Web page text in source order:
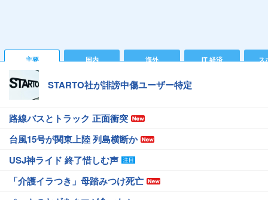
主要 国内 海外 IT 経済 ス
STARTO社が誹謗中傷ユーザー特定
路線バスとトラック 正面衝突
台風15号が関東上陸 列島横断か
USJ神ライド 終了惜しむ声
「介護イラつき」母踏みつけ死亡